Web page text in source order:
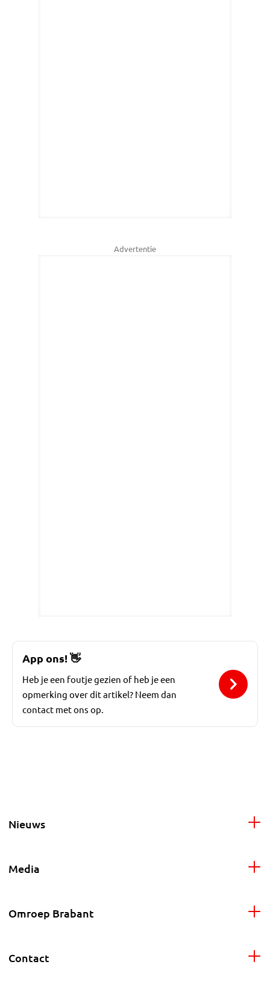
Advertentie
App ons!👋
Heb je een foutje gezien of heb je een
opmerking over dit artikel? Neem dan
contact met ons op.
Nieuws
Media
Omroep Brabant
Contact